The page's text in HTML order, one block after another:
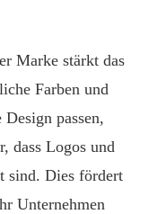
Marke stärkt das
Farben und
passen,
dass Logos und
sind. Dies fördert
Unternehmen